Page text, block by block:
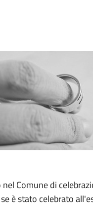
Comune di
è stato celebrato